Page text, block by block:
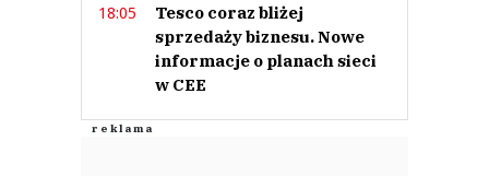
Nie znaleziono komentarzy
Zostaw swoje komentarze
Imię (Wymagane)
Anuluj
18:05
Tesco coraz bliżej
sprzedaży biznesu. Nowe
informacje o planach sieci
w CEE